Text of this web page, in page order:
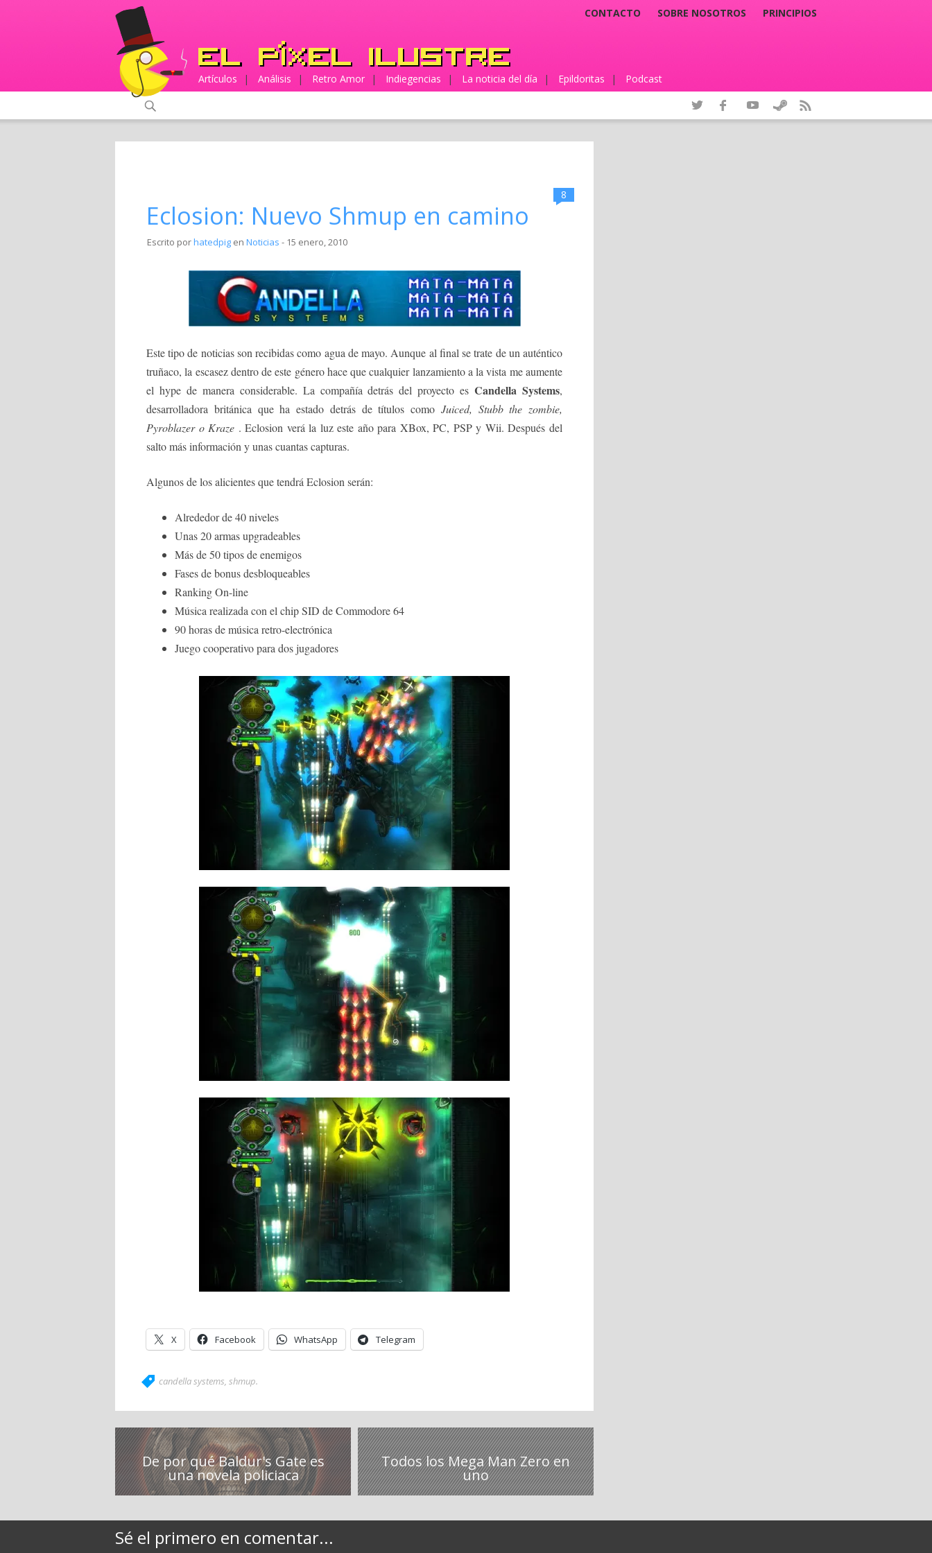
CONTACTO SOBRE NOSOTROS PRINCIPIOS
Artículos | Análisis | Retro Amor | Indiegencias | La noticia del día | Epildoritas | Podcast
8
Eclosion: Nuevo Shmup en camino
Escrito porhatedpig en Noticias - 15 enero, 2010
Este tipo de noticias son recibidas como agua de mayo. Aunque al final se trate de un auténtico
truñaco, la escasez dentro de este género hace que cualquier lanzamiento a la vista me aumente
el hype de manera considerable. La compañía detrás del proyecto esCandella Systems,
desarrolladora británica que ha estado detrás de títulos como Juiced, Stubb the zombie,
Pyroblazer o Kraze . Eclosion verá la luz este año para XBox, PC, PSP y Wii. Después del
salto más información y unas cuantas capturas.
Algunos de los alicientes que tendrá Eclosion serán:
Alrededor de 40 niveles
Unas 20 armas upgradeables
Más de 50 tipos de enemigos
Fases de bonus desbloqueables
Ranking On-line
Música realizada con el chip SID de Commodore 64
90 horas de música retro-electrónica
Juego cooperativo para dos jugadores
X Facebook WhatsApp Telegram
candella systems, shmup.
De por qué Baldur's Gate es
una novela policiaca
Todos los Mega Man Zero en
uno
Sé el primero en comentar...